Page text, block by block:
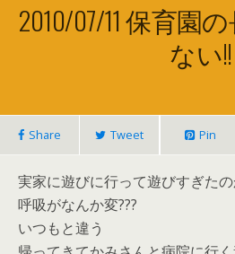
2010/07/11 保育園
ない!!
Share Tweet Pin
実家に遊びに行って遊びすぎた
呼吸がなんか変???
いつもと違う